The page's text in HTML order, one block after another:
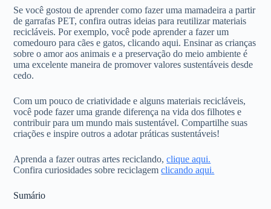
Se você gostou de aprender como fazer uma mamadeira a partir
de garrafas PET, confira outras ideias para reutilizar materiais
recicláveis. Por exemplo, você pode aprender a fazer um
comedouro para cães e gatos, clicando aqui. Ensinar as crianças
sobre o amor aos animais e a preservação do meio ambiente é
uma excelente maneira de promover valores sustentáveis desde
cedo.
Com um pouco de criatividade e alguns materiais recicláveis,
você pode fazer uma grande diferença na vida dos filhotes e
contribuir para um mundo mais sustentável. Compartilhe suas
criações e inspire outros a adotar práticas sustentáveis!
Aprenda a fazer outras artes reciclando,clique aqui.
Confira curiosidades sobre reciclagemclicando aqui.
Sumário